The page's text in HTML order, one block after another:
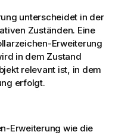
unterscheidet in der
Zuständen. Eine
Erweiterung
in dem Zustand
relevant ist, in dem
erfolgt.
Erweiterung wie die